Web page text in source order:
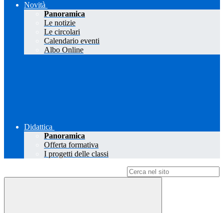
Novità
Panoramica
Le notizie
Le circolari
Calendario eventi
Albo Online
Didattica
Panoramica
Offerta formativa
I progetti delle classi